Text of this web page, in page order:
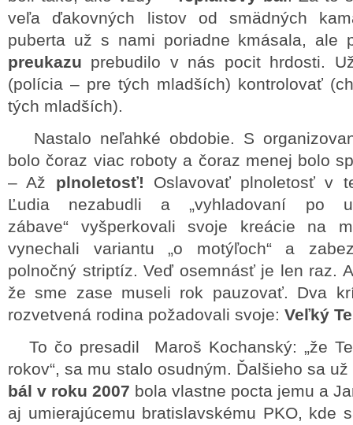
veľa ďakovných listov od smädných
puberta už s nami poriadne kmásala, ale
preukazu prebudilo v nás pocit hrdosti.
(polícia – pre tých mladších) kontrolovať
tých mladších).
Nastalo neľahké obdobie. S
bolo čoraz viac roboty a čoraz menej bolo
– Až plnoletosť! Oslavovať plnoletosť v
Ľudia nezabudli a „vyhladovaní po
zábave“ vyšperkovali svoje kreácie na
vynechali variantu „o motýľoch“ a
polnočný striptíz. Veď osemnásť je len raz.
že sme zase museli rok pauzovať. Dva
rozvetvená rodina požadovali svoje: Veľký
To čo presadil Maroš Kochanský: „že
rokov“, sa mu stalo osudným. Ďalšieho sa
bál v roku 2007 bola vlastne pocta jemu a
aj umierajúcemu bratislavskému PKO, kde